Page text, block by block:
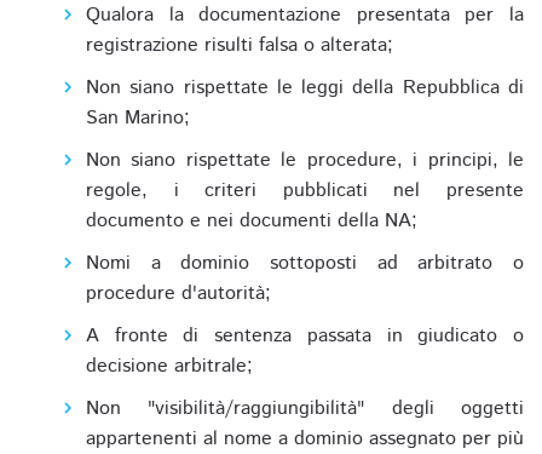
Qualora la documentazione presentata per la
registrazione risulti falsa o alterata;
Non siano rispettate le leggi della Repubblica di
San Marino;
Non siano rispettate le procedure, i principi, le
regole, i criteri pubblicati nel presente
documento e nei documenti della NA;
Nomi a dominio sottoposti ad arbitrato o
procedure d'autorità;
A fronte di sentenza passata in giudicato o
decisione arbitrale;
Non "visibilità/raggiungibilità" degli oggetti
appartenenti al nome a dominio assegnato per più